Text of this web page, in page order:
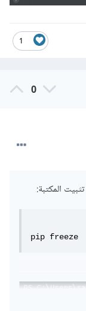
1
0
المكتبة:
pip freeze